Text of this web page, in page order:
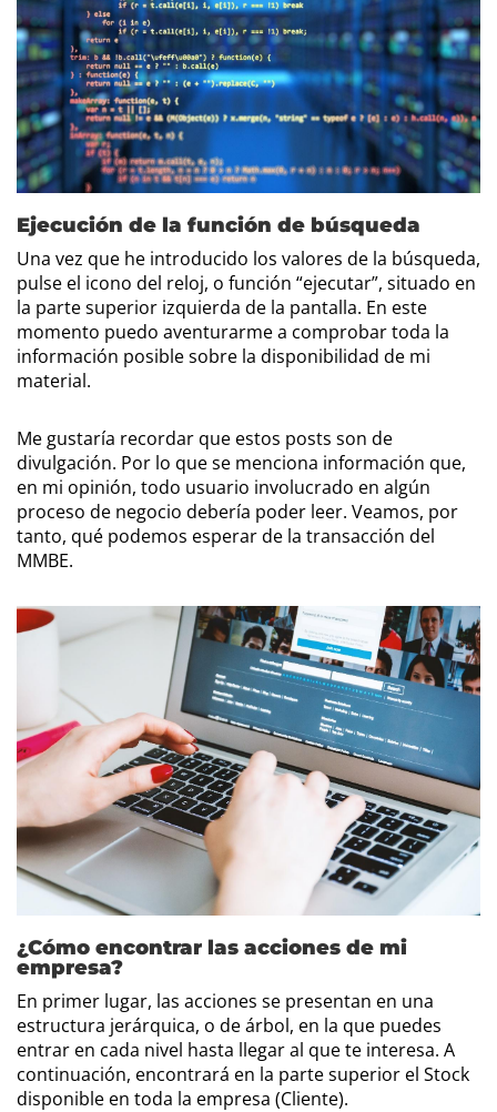
Ejecución de la función de búsqueda
Una vez que he introducido los valores de la búsqueda,
pulse el icono del reloj, o función “ejecutar”, situado en
la parte superior izquierda de la pantalla. En este
momento puedo aventurarme a comprobar toda la
información posible sobre la disponibilidad de mi
material.
Me gustaría recordar que estos posts son de
divulgación. Por lo que se menciona información que,
en mi opinión, todo usuario involucrado en algún
proceso de negocio debería poder leer. Veamos, por
tanto, qué podemos esperar de la transacción del
MMBE.
¿Cómo encontrar las acciones de mi
empresa?
En primer lugar, las acciones se presentan en una
estructura jerárquica, o de árbol, en la que puedes
entrar en cada nivel hasta llegar al que te interesa. A
continuación, encontrará en la parte superior el Stock
disponible en toda la empresa (Cliente).